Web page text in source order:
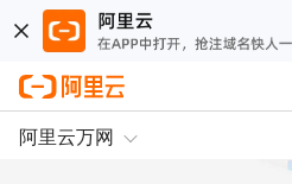
阿里云万网